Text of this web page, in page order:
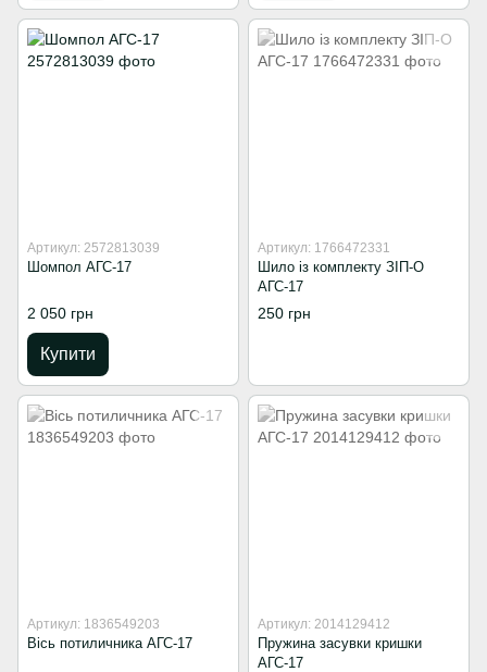
Артикул: 2572813039
Шомпол АГС-17
2 050 грн
Купити
Артикул: 1766472331
Шило із комплекту ЗІП-О
АГС-17
250 грн
Артикул: 1836549203
Вісь потиличника АГС-17
Артикул: 2014129412
Пружина засувки кришки
АГС-17